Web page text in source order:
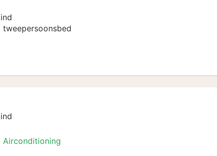
tweepersoonsbed
Airconditioning